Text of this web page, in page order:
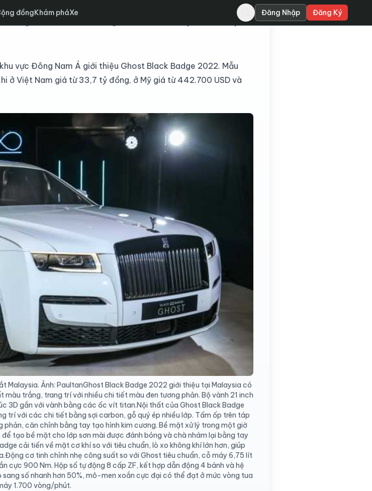
đồngKhám pháXe Đăng Nhập Đăng Ký
trắng, vành carbon cùng nhiều chi tiết độc đáo ở nội
vực Đông Nam Á giới thiệu Ghost Black Badge 2022. Mẫu
ở Việt Nam giá từ 33,7 tỷ đồng, ở Mỹ giá từ 442.700 USD và
Malaysia. Ảnh: PaultanGhost Black Badge 2022 giới thiệu tại Malaysia có
trắng, trang trí với nhiều chi tiết màu đen tương phản. Bộ vành 21 inch
3D gắn với vành bằng các ốc vít titan.Nội thất của Ghost Black Badge
trí với các chi tiết bằng sợi carbon, gỗ quý ép nhiều lớp. Tấm ốp trên táp
căn chỉnh bằng tay tạo hình kim cương. Bề mặt xử lý trong một giờ
tạo bề mặt cho lớp sơn mài được đánh bóng và chà nhám lại bằng tay
cải tiến về mặt cơ khí so với tiêu chuẩn, lò xo không khí lớn hơn, giúp
cơ tinh chỉnh nhẹ công suất so với Ghost tiêu chuẩn, cỗ máy 6,75 lít
cực 900 Nm. Hộp số tự động 8 cấp ZF, kết hợp dẫn động 4 bánh và hệ
sang số nhanh hơn 50%, mô-men xoắn cực đại có thể đạt ở mức vòng tua
1.700 vòng/phút.